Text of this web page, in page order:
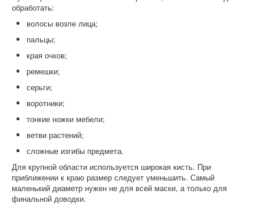
обработать:
волосы возле лица;
пальцы;
края очков;
ремешки;
серьги;
воротники;
тонкие ножки мебели;
ветви растений;
сложные изгибы предмета.
Для крупной области используется широкая кисть. При
приближении к краю размер следует уменьшить. Самый
маленький диаметр нужен не для всей маски, а только для
финальной доводки.